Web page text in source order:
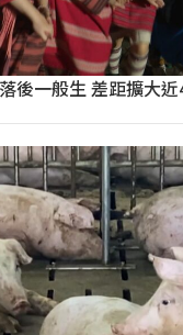
後一般生 差距擴大